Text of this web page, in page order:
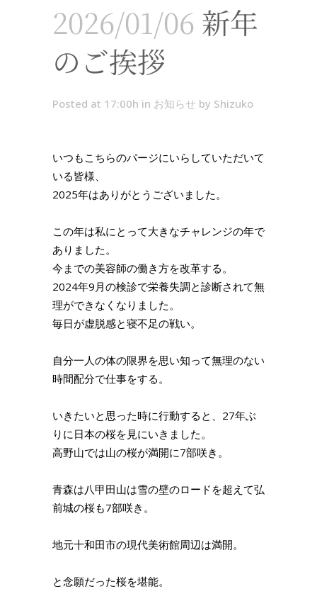
2026/01/06 新年
のご挨拶
Posted at 17:00h in お知らせ by Shizuko
いつもこちらのパージにいらしていただいて
いる皆様、
2025年はありがとうございました。
この年は私にとって大きなチャレンジの年で
ありました。
今までの美容師の働き方を改革する。
2024年9月の検診で栄養失調と診断されて無
理ができなくなりました。
毎日が虚脱感と寝不足の戦い。
自分一人の体の限界を思い知って無理のない
時間配分で仕事をする。
いきたいと思った時に行動すると、27年ぶ
りに日本の桜を見にいきました。
高野山では山の桜が満開に7部咲き。
青森は八甲田山は雪の壁のロードを超えて弘
前城の桜も7部咲き。
地元十和田市の現代美術館周辺は満開。
と念願だった桜を堪能。